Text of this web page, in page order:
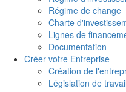
Régime de change
Charte
Lignes de
Documentation
Créer votre Entreprise
Création de
Législation de travail